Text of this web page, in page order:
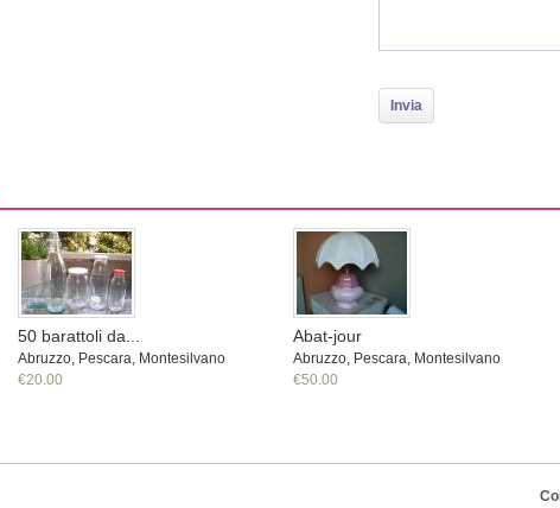
50 barattoli da...
Abruzzo, Pescara, Montesilvano
€20.00
Abat-jour
Abruzzo, Pescara, Montesilvano
€50.00